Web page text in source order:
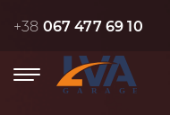
+38 067 477 69 10